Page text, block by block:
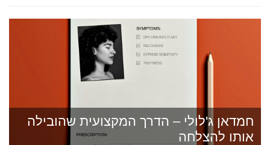
חמדאן ג'לולי – הדרך המקצועית שהובילה
אותו להצלחה